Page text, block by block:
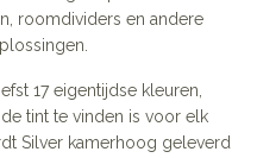
roomdividers en andere
17 eigentijdse kleuren,
tint te vinden is voor elk
Silver kamerhoog geleverd